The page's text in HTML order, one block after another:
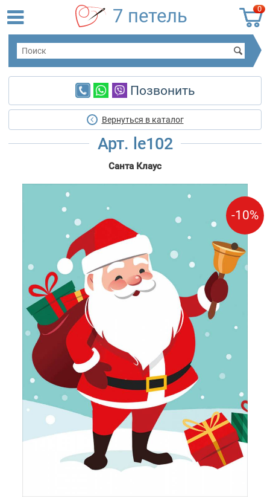
0
7 петель
Позвонить
Вернуться в каталог
Арт. le102
Санта Клаус
-10%